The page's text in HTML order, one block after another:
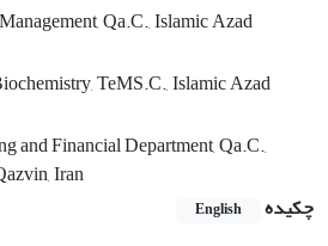
Qa.C., Islamic Azad
TeMS.C., Islamic Azad
and Financial Department, Qa.C.,
Iran
چکیده
English